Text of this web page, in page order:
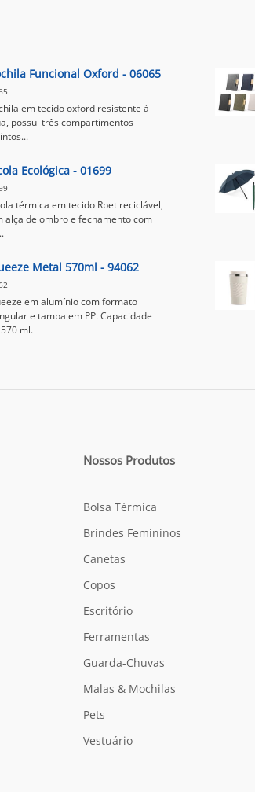
Funcional Oxford - 06065
em tecido oxford resistente à
possui três compartimentos
Ecológica - 01699
térmica em tecido Rpet reciclável,
alça de ombro e fechamento com
Metal 570ml - 94062
em alumínio com formato
e tampa em PP. Capacidade
ml.
Nossos Produtos
Bolsa Térmica
Brindes Femininos
Canetas
Copos
Escritório
Ferramentas
Guarda-Chuvas
Malas & Mochilas
Pets
Vestuário